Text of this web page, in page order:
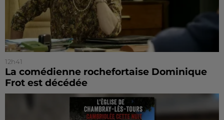
12h41
La comédienne rochefortaise Dominique
Frot est décédée